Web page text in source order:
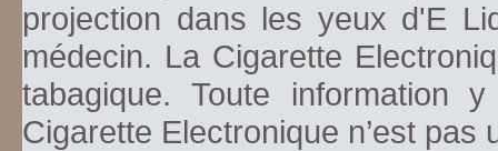
projection dans les yeux d'E
médecin. La Cigarette
tabagique. Toute information
Cigarette Electronique n’est pas